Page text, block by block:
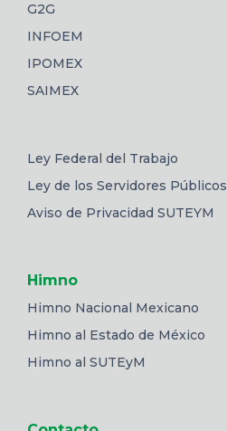
G2G
INFOEM
IPOMEX
SAIMEX
Ley Federal del Trabajo
Ley de los Servidores Públicos
Aviso de Privacidad SUTEYM
Himno
Himno Nacional Mexicano
Himno al Estado de México
Himno al SUTEyM